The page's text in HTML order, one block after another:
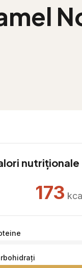
nutriționale
173